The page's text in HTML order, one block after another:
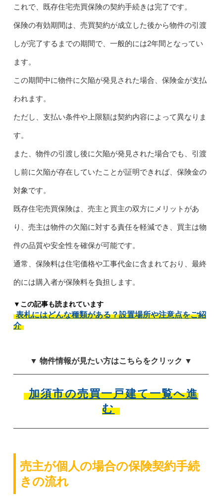
これで、既存住宅売買保険の契約手続きは完了です。
保険の有効期間は、売買契約が成立した後から物件の引渡
しが完了するまでの期間で、一般的には2年間となってい
ます。
この期間中に物件に欠陥が発見された場合、保険金が支払
われます。
ただし、支払い条件や上限額は契約内容によって異なりま
す。
また、物件の引渡し後に欠陥が発見された場合でも、引渡
し前に欠陥が存在していたことが証明できれば、保険金の
対象です。
既存住宅売買保険は、売主と買主の双方にメリットがあ
り、売主は物件の欠陥に対する責任を軽減でき、買主は物
件の品質や安全性を確保が可能です。
通常、保険料は住宅価格や工事代金に含まれており、最終
的には購入者が保険料を負担します。
▼この記事も読まれています
表札にはどんな種類がある？設置場所や注意点をご紹
介
▼ 物件情報が見たい方はこちらをクリック ▼
加須市の売買一戸建て一覧へ進
む
売主が個人の場合の保険契約手続
きの流れ